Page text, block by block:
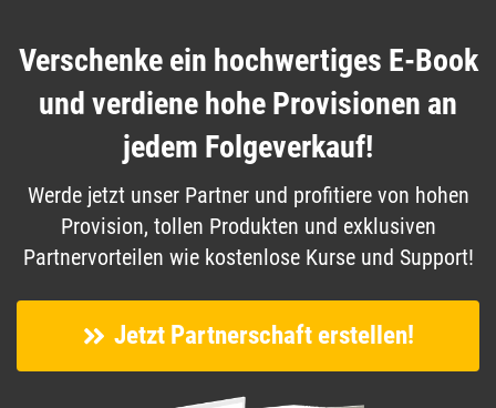
Verschenke ein hochwertiges E-Book
und verdiene hohe Provisionen an
jedem Folgeverkauf!
Werde jetzt unser Partner und profitiere von hohen
Provision, tollen Produkten und exklusiven
Partnervorteilen wie kostenlose Kurse und Support!
Jetzt Partnerschaft erstellen!